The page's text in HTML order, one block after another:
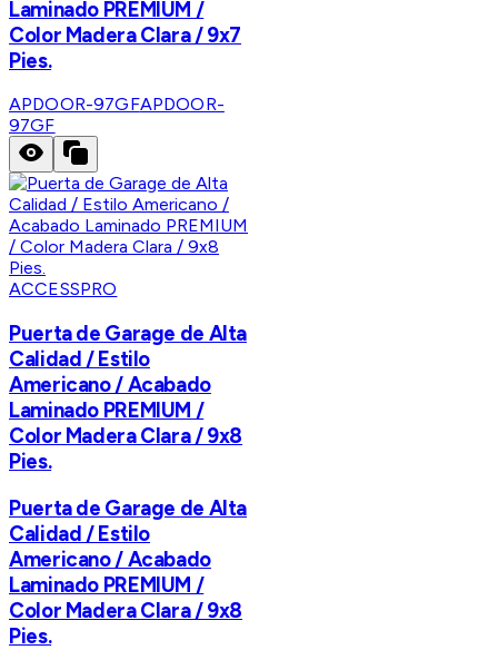
Laminado PREMIUM /
Color Madera Clara / 9x7
Pies.
APDOOR-97GFAPDOOR-
97GF
ACCESSPRO
Puerta de Garage de Alta
Calidad / Estilo
Americano / Acabado
Laminado PREMIUM /
Color Madera Clara / 9x8
Pies.
Puerta de Garage de Alta
Calidad / Estilo
Americano / Acabado
Laminado PREMIUM /
Color Madera Clara / 9x8
Pies.